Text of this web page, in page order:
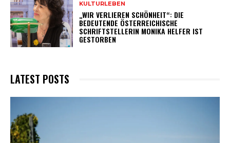
KULTURLEBEN
„WIR VERLIEREN SCHÖNHEIT“: DIE
BEDEUTENDE ÖSTERREICHISCHE
SCHRIFTSTELLERIN MONIKA HELFER IST
GESTORBEN
LATEST POSTS